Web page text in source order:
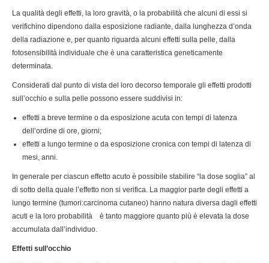
La qualità degli effetti, la loro gravità, o la probabilità che alcuni di essi si
verifichino dipendono dalla esposizione radiante, dalla lunghezza d’onda
della radiazione e, per quanto riguarda alcuni effetti sulla pelle, dalla
fotosensibilità individuale che è una caratteristica geneticamente
determinata.
Considerati dal punto di vista del loro decorso temporale gli effetti prodotti
sull’occhio e sulla pelle possono essere suddivisi in:
effetti a breve termine o da esposizione acuta con tempi di latenza
dell’ordine di ore, giorni;
effetti a lungo termine o da esposizione cronica con tempi di latenza di
mesi, anni.
In generale per ciascun effetto acuto è possibile stabilire “la dose soglia” al
di sotto della quale l’effetto non si verifica. La maggior parte degli effetti a
lungo termine (tumori:carcinoma cutaneo) hanno natura diversa dagli effetti
acuti e la loro probabilità è tanto maggiore quanto più è elevata la dose
accumulata dall’individuo.
Effetti sull’occhio